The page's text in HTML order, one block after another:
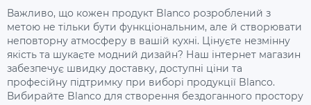
Важливо, що кожен продукт Blanco розроблений з
метою не тільки бути функціональним, але й створювати
неповторну атмосферу в вашій кухні. Цінуєте незмінну
якість та шукаєте модний дизайн? Наш інтернет магазин
забезпечує швидку доставку, доступні ціни та
професійну підтримку при виборі продукції Blanco.
Вибирайте Blanco для створення бездоганного простору